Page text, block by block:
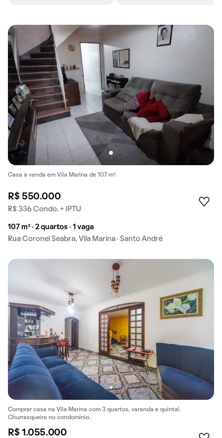
Casa à venda em Vila Marina de 107 m².
R$ 550.000
R$ 336 Condo. + IPTU
107 m² · 2 quartos · 1 vaga
Rua Coronel Seabra, Vila Marina · Santo André
Comprar casa na Vila Marina com 3 quartos, varanda e quintal.
Churrasqueira no condomínio.
R$ 1.055.000